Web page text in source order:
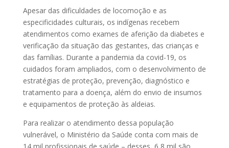
Apesar das dificuldades de locomoção e as
especificidades culturais, os indígenas recebem
atendimentos como exames de aferição da diabetes e
verificação da situação das gestantes, das crianças e
das famílias. Durante a pandemia da covid-19, os
cuidados foram ampliados, com o desenvolvimento de
estratégias de proteção, prevenção, diagnóstico e
tratamento para a doença, além do envio de insumos
e equipamentos de proteção às aldeias.
Para realizar o atendimento dessa população
vulnerável, o Ministério da Saúde conta com mais de